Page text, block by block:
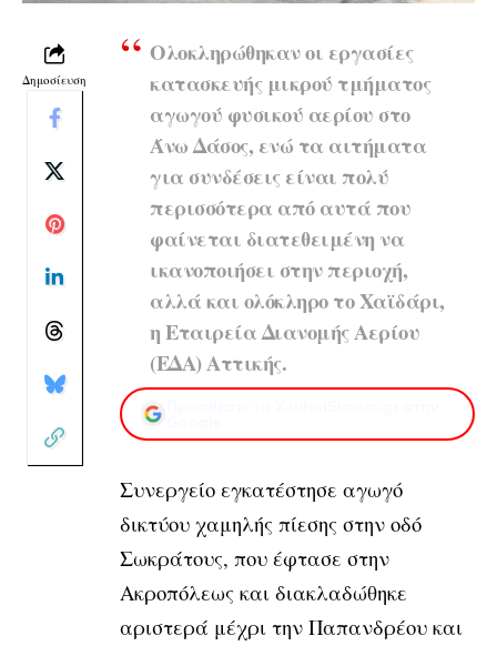
Δημοσίευση
Ολοκληρώθηκαν οι εργασίες
κατασκευής μικρού τμήματος
αγωγού φυσικού αερίου στο
Άνω Δάσος, ενώ τα αιτήματα
για συνδέσεις είναι πολύ
περισσότερα από αυτά που
φαίνεται διατεθειμένη να
ικανοποιήσει στην περιοχή,
αλλά και ολόκληρο το Χαϊδάρι,
η Εταιρεία Διανομής Αερίου
(ΕΔΑ) Αττικής.
Συνεργείο εγκατέστησε αγωγό
δικτύου χαμηλής πίεσης στην οδό
Σωκράτους, που έφτασε στην
Ακροπόλεως και διακλαδώθηκε
αριστερά μέχρι την Παπανδρέου και